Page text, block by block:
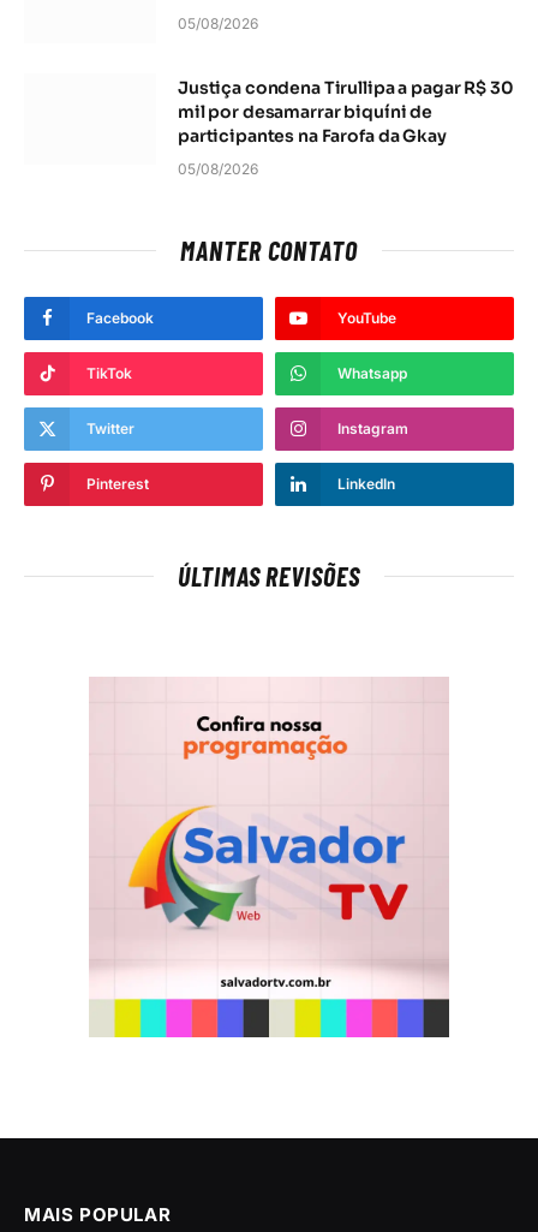
05/08/2026
Justiça condena Tirullipa a pagar R$ 30
mil por desamarrar biquíni de
participantes na Farofa da Gkay
05/08/2026
MANTER CONTATO
Facebook YouTube
TikTok Whatsapp
Twitter Instagram
Pinterest LinkedIn
ÚLTIMAS REVISÕES
MAIS POPULAR